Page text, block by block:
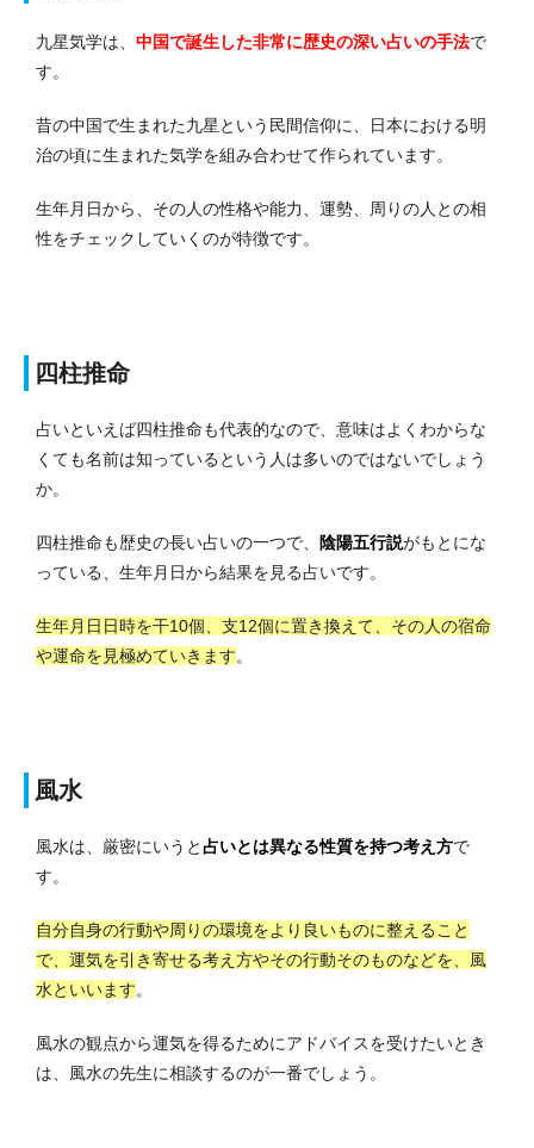
九星気学は、 中国で誕生した非常に歴史の深い占いの手法で
す。
昔の中国で生まれた九星という民間信仰に、日本における明
治の頃に生まれた気学を組み合わせて作られています。
生年月日から、その人の性格や能力、運勢、周りの人との相
性をチェックしていくのが特徴です。
四柱推命
占いといえば四柱推命も代表的なので、意味はよくわからな
くても名前は知っているという人は多いのではないでしょう
か。
四柱推命も歴史の長い占いの一つで、 陰陽五行説がもとにな
っている、生年月日から結果を見る占いです。
生年月日日時を干10個、支12個に置き換えて、その人の宿命
や運命を見極めていきます。
風水
風水は、厳密にいうと占いとは異なる性質を持つ考え方で
す。
自分自身の行動や周りの環境をより良いものに整えること
で、運気を引き寄せる考え方やその行動そのものなどを、風
水といいます。
風水の観点から運気を得るためにアドバイスを受けたいとき
は、風水の先生に相談するのが一番でしょう。